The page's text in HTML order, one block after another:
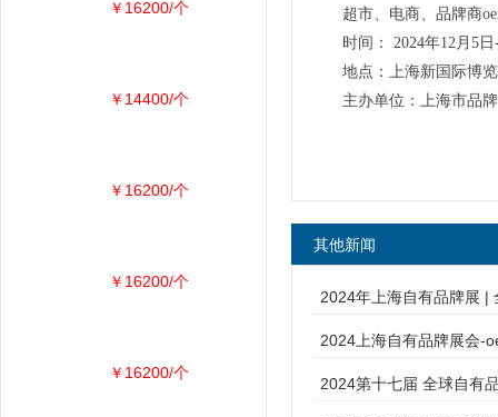
超市、电商、品牌商
时间： 2024年12月5
地点：上海新国际博
主办单位：上海市品
其他新闻
2024年上海自有品牌展 |
2024上海自有品牌展会-
2024第十七届 全球自有
￥16200/个
￥14400/个
￥16200/个
￥16200/个
￥16200/个